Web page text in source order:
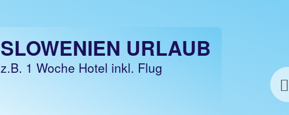
SLOWENIEN URLAUB
z.B. 1 Woche Hotel inkl. Flug